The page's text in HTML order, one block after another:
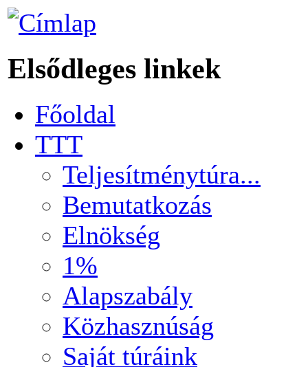
Elsődleges linkek
Főoldal
TTT
Teljesítménytúra...
Bemutatkozás
Elnökség
1%
Alapszabály
Közhasznúság
Saját túráink